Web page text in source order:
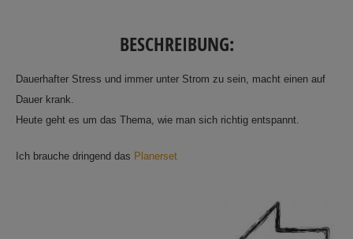
BESCHREIBUNG:
Dauerhafter Stress und immer unter Strom zu sein, macht einen auf
Dauer krank.
Heute geht es um das Thema, wie man sich richtig entspannt.
Ich brauche dringend das Planerset